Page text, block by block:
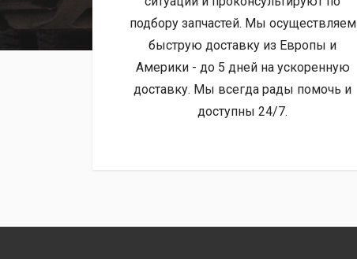
подбору запчастей. Мы осуществляем
быструю доставку из Европы и
Америки - до 5 дней на ускоренную
доставку. Мы всегда рады помочь и
доступны 24/7.